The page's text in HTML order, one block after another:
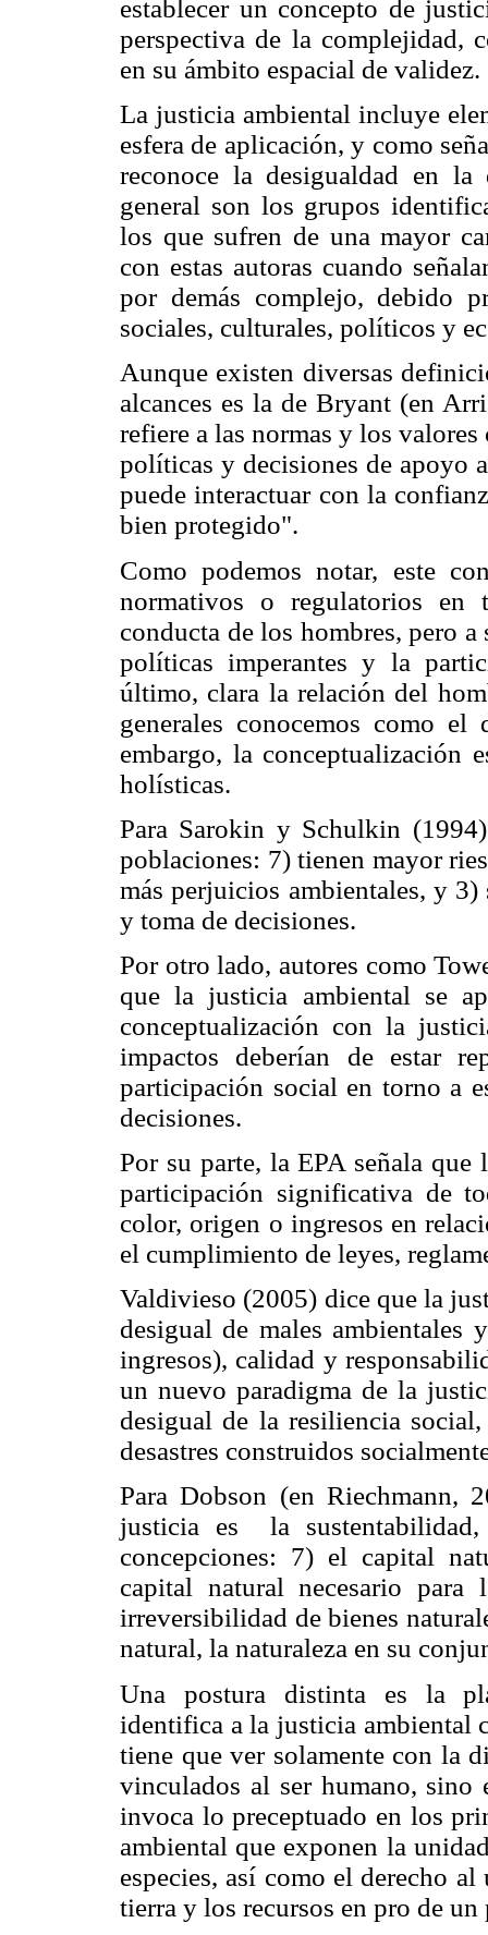
establecer un concepto de
perspectiva de la complejidad,
en su ámbito espacial de validez.
La justicia ambiental incluye
esfera de aplicación, y como
reconoce la desigualdad en
general son los grupos
los que sufren de una mayor
con estas autoras cuando
por demás complejo, debido
sociales, culturales, políticos y
Aunque existen diversas
alcances es la de Bryant (en
refiere a las normas y los
políticas y decisiones de apoyo
puede interactuar con la
bien protegido".
Como podemos notar, este
normativos o regulatorios en
conducta de los hombres, pero a
políticas imperantes y la
último, clara la relación del
generales conocemos como
embargo, la conceptualización
holísticas.
Para Sarokin y Schulkin
poblaciones: 7) tienen mayor
más perjuicios ambientales, y
y toma de decisiones.
Por otro lado, autores como
que la justicia ambiental se
conceptualización con la
impactos deberían de estar
participación social en torno a
decisiones.
Por su parte, la EPA señala
participación significativa de
color, origen o ingresos en
el cumplimiento de leyes,
Valdivieso (2005) dice que la
desigual de males ambientales
ingresos), calidad y
un nuevo paradigma de la
desigual de la resiliencia
desastres construidos
Para Dobson (en Riechmann,
justicia es la
concepciones: 7) el capital
capital natural necesario
irreversibilidad de bienes
natural, la naturaleza en su
Una postura distinta es la
identifica a la justicia ambiental
tiene que ver solamente con la
vinculados al ser humano, sino
invoca lo preceptuado en los
ambiental que exponen la
especies, así como el derecho
tierra y los recursos en pro de un